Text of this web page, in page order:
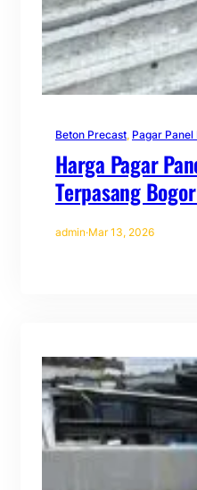
Beton Precast, Pagar Panel
Harga Pagar
Terpasang
admin·Mar 13, 2026